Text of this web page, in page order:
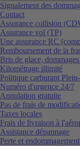
Signalement des
Contact
Assurance collision
Assurance vol (TP)
Une assurance RC
Remboursement de la
Bris de glace,
Kilométrage illimité
Politique carburant
Numéro d'urgence 24/7
Annulation gratuite
Pas de frais de
Taxes locales
Frais de livraison à
Assistance dépannage
Perte et endommagement